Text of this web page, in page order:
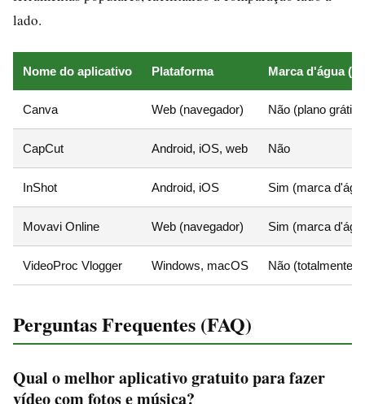
lado.
Nome do aplicativo Plataforma Marca d'água
Canva Web (navegador) Não (plano grátis)
CapCut Android, iOS, web Não
InShot Android, iOS Sim (marca
Movavi Online Web (navegador) Sim (marca
VideoProc Vlogger Windows, macOS Não (totalmente
Perguntas Frequentes (FAQ)
Qual o melhor aplicativo gratuito para fazer
vídeo com fotos e música?